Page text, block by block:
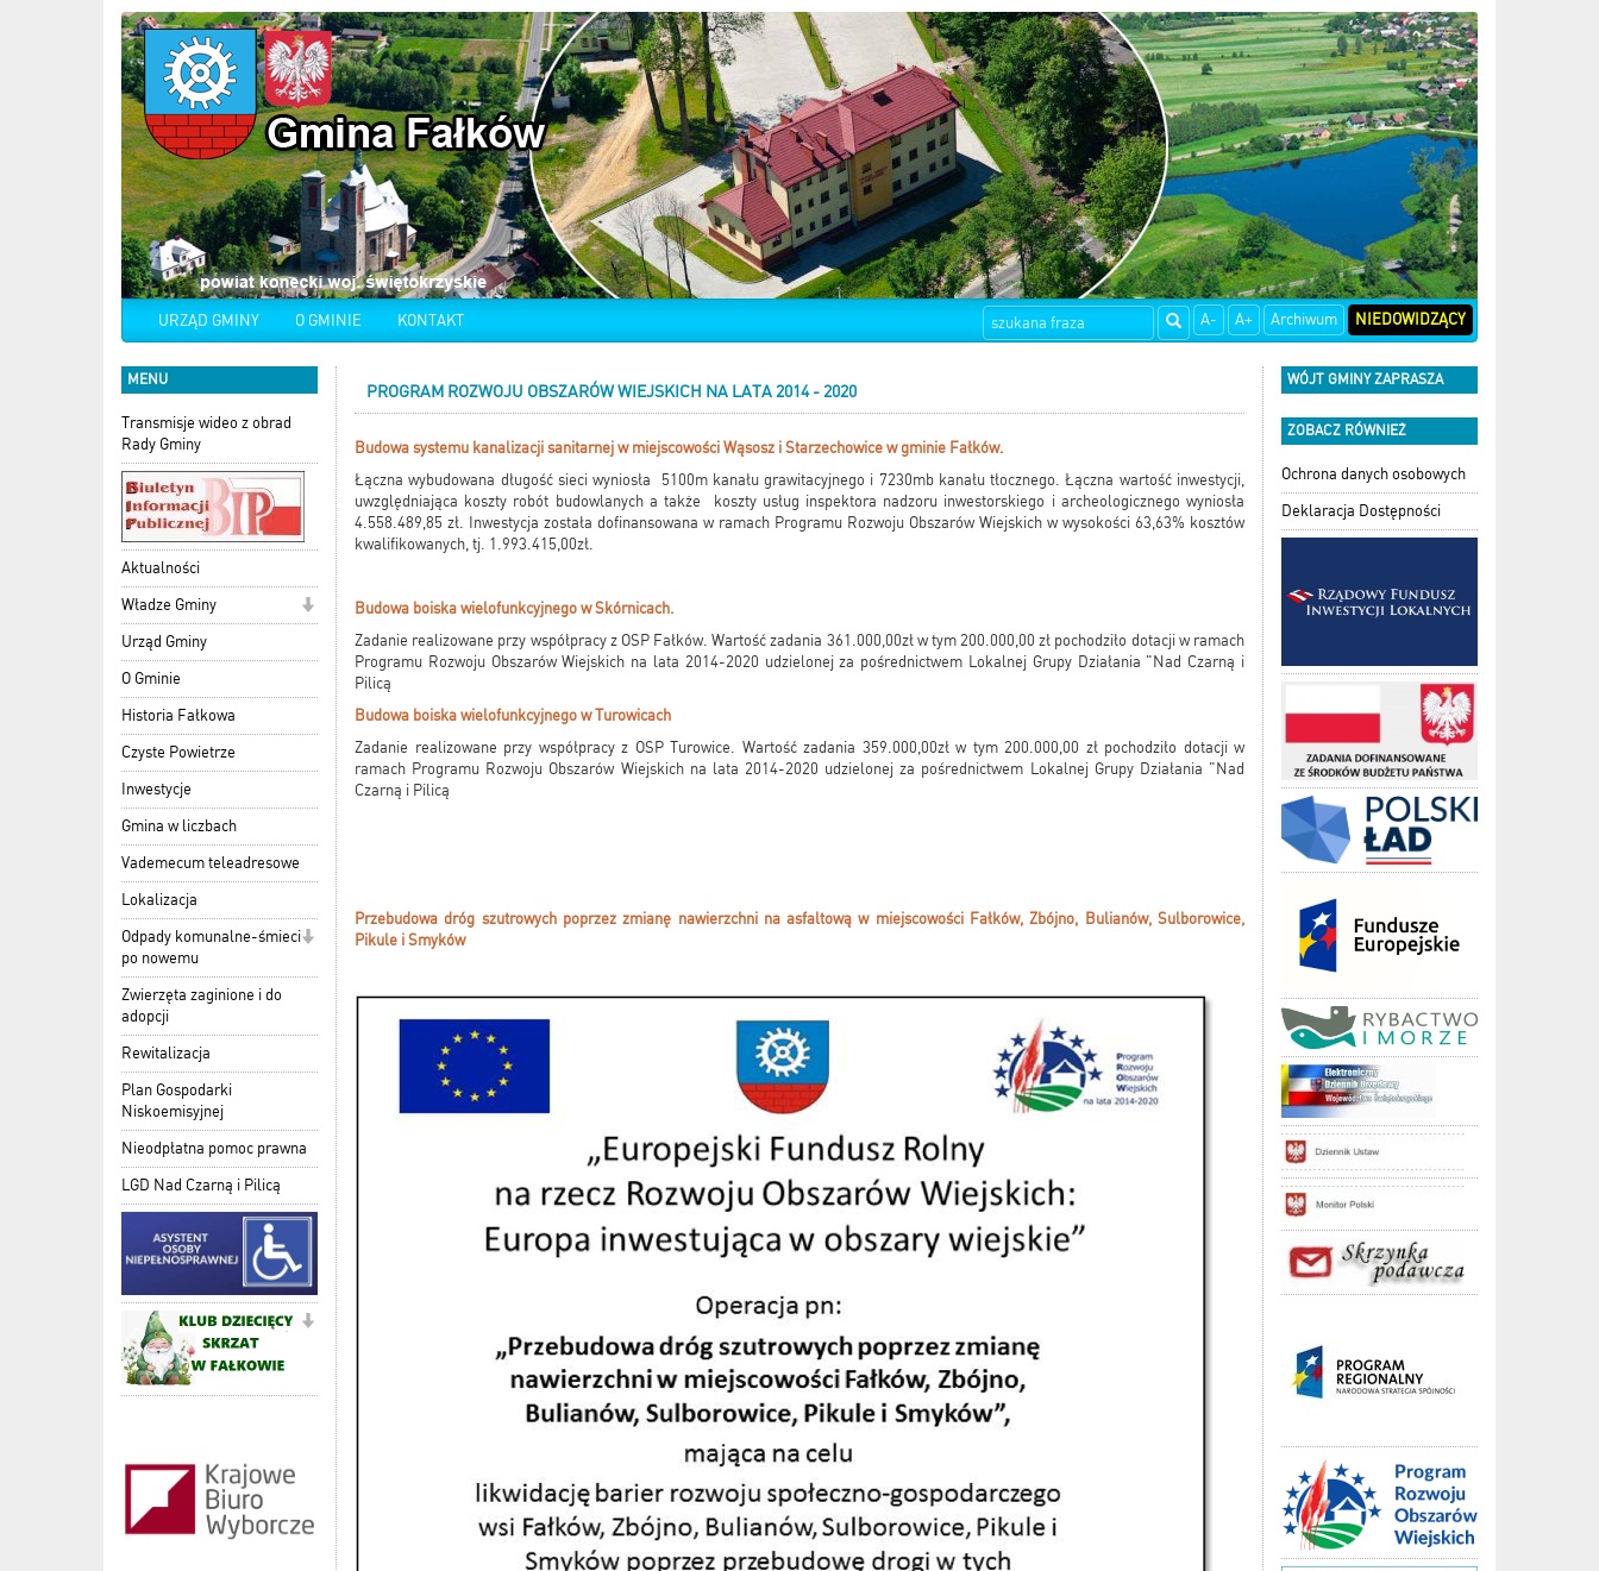
URZĄD GMINY O GMINIE KONTAKT A- A+ Archiwum NIEDOWIDZĄCY
MENU
Transmisje wideo z obrad
Rady Gminy
Aktualności
Władze Gminy
Urząd Gminy
O Gminie
Historia Fałkowa
Czyste Powietrze
Inwestycje
Gmina w liczbach
Vademecum teleadresowe
Lokalizacja
Odpady komunalne-śmieci
po nowemu
Zwierzęta zaginione i do
adopcji
Rewitalizacja
Plan Gospodarki
Niskoemisyjnej
Nieodpłatna pomoc prawna
LGD Nad Czarną i Pilicą
PROGRAM ROZWOJU OBSZARÓW WIEJSKICH NA LATA 2014 - 2020
Budowa systemu kanalizacji sanitarnej w miejscowości Wąsosz i Starzechowice w gminie Fałków.
Łączna wybudowana długość sieci wyniosła 5100m kanału grawitacyjnego i 7230mb kanału tłocznego. Łączna wartość inwestycji,
uwzględniająca koszty robót budowlanych a także koszty usług inspektora nadzoru inwestorskiego i archeologicznego wyniosła
4.558.489,85 zł. Inwestycja została dofinansowana w ramach Programu Rozwoju Obszarów Wiejskich w wysokości 63,63% kosztów
kwalifikowanych, tj. 1.993.415,00zł.
Budowa boiska wielofunkcyjnego w Skórnicach.
Zadanie realizowane przy współpracy z OSP Fałków. Wartość zadania 361.000,00zł w tym 200.000,00 zł pochodziło dotacji w ramach
Programu Rozwoju Obszarów Wiejskich na lata 2014-2020 udzielonej za pośrednictwem Lokalnej Grupy Działania "Nad Czarną i
Pilicą
Budowa boiska wielofunkcyjnego w Turowicach
Zadanie realizowane przy współpracy z OSP Turowice. Wartość zadania 359.000,00zł w tym 200.000,00 zł pochodziło dotacji w
ramach Programu Rozwoju Obszarów Wiejskich na lata 2014-2020 udzielonej za pośrednictwem Lokalnej Grupy Działania "Nad
Czarną i Pilicą
Przebudowa dróg szutrowych poprzez zmianę nawierzchni na asfaltową w miejscowości Fałków, Zbójno, Bulianów, Sulborowice,
Pikule i Smyków
WÓJT GMINY ZAPRASZA
ZOBACZ RÓWNIEŻ
Ochrona danych osobowych
Deklaracja Dostępności